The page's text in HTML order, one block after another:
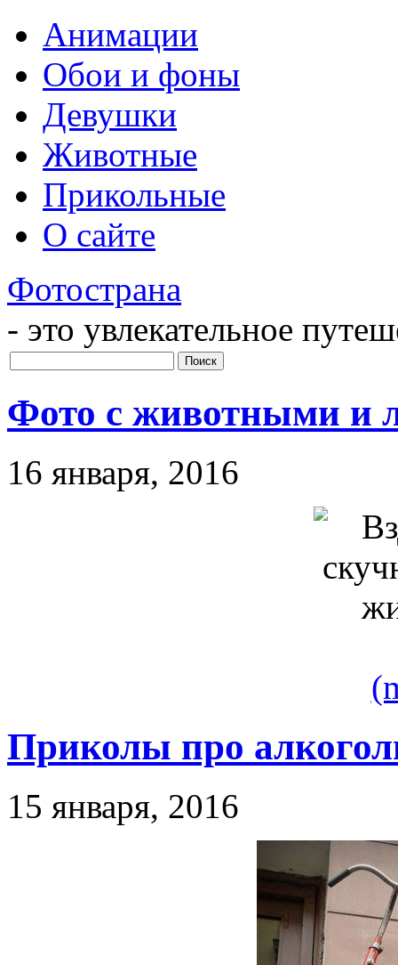
Анимации
Обои и фоны
Девушки
Животные
Прикольные
О сайте
Фотострана
- это увлекательное
Фото с животными и
16 января, 2016
Приколы про
15 января, 2016